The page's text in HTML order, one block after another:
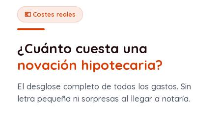
💶 Costes reales
¿Cuánto cuesta una
novación hipotecaria?
El desglose completo de todos los gastos. Sin
letra pequeña ni sorpresas al llegar a notaría.